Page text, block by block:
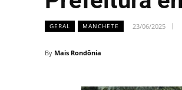
GERAL MANCHETE 23/06/2025
By Mais Rondônia